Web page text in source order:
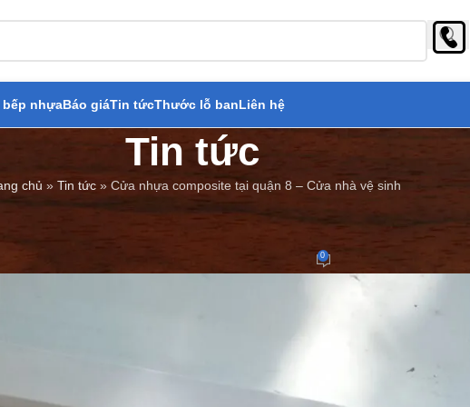
bếp nhựaBáo giáTin tứcThước lỗ banLiên hệ
Tin tức
chủ » Tin tức» Cửa nhựa composite tại quận 8 – Cửa nhà vệ sinh
composite tại quận 8 – Cửa nhà vệ
0